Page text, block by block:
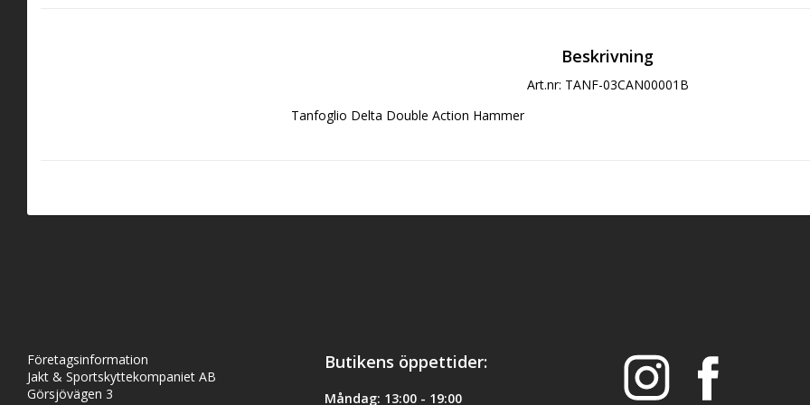
Beskrivning
Art.nr: TANF-03CAN00001B
Tanfoglio Delta Double Action Hammer
Företagsinformation
Jakt & Sportskyttekompaniet AB
Görsjövägen 3
Butikens öppettider:
Måndag: 13:00 - 19:00